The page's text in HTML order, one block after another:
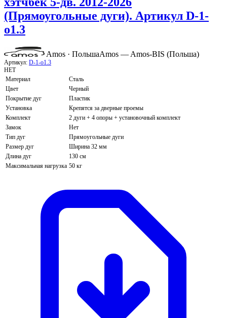
(Прямоугольные дуги). Артикул D-1-
o1.3
Amos · ПольшаAmos — Amos-BIS (Польша)
Артикул: D-1-o1.3
НЕТ
Материал
Сталь
Цвет
Черный
Покрытие дуг
Пластик
Установка
Крепятся за дверные проемы
Комплект
2 дуги + 4 опоры + установочный комплект
Замок
Нет
Тип дуг
Прямоугольные дуги
Размер дуг
Ширина 32 мм
Длина дуг
130 см
Максимальная нагрузка 50 кг